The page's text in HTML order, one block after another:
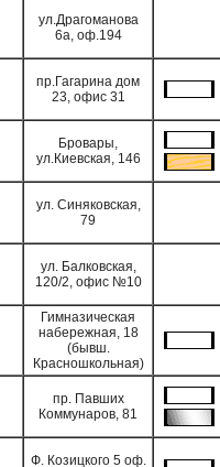
ул.Драгоманова
6а, оф.194
пр.Гагарина дом
23, офис 31
Бровары,
ул.Киевская, 146
ул. Синяковская,
79
ул. Балковская,
120/2, офис №10
Гимназическая
набережная, 18
(бывш.
Красношкольная)
пр. Павших
Коммунаров, 81
Ф. Козицкого 5 оф.